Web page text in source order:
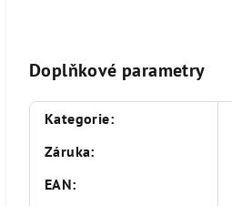
Doplňkové parametry
Kategorie:
Záruka:
EAN: